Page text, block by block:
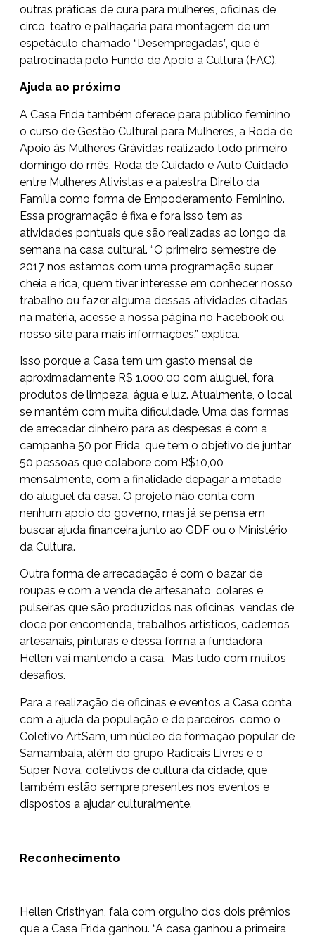
outras práticas de cura para mulheres, oficinas de
circo, teatro e palhaçaria para montagem de um
espetáculo chamado “Desempregadas”, que é
patrocinada pelo Fundo de Apoio à Cultura (FAC).
Ajuda ao próximo
A Casa Frida também oferece para público feminino
o curso de Gestão Cultural para Mulheres, a Roda de
Apoio ás Mulheres Grávidas realizado todo primeiro
domingo do mês, Roda de Cuidado e Auto Cuidado
entre Mulheres Ativistas e a palestra Direito da
Família como forma de Empoderamento Feminino.
Essa programação é fixa e fora isso tem as
atividades pontuais que são realizadas ao longo da
semana na casa cultural. “O primeiro semestre de
2017 nos estamos com uma programação super
cheia e rica, quem tiver interesse em conhecer nosso
trabalho ou fazer alguma dessas atividades citadas
na matéria, acesse a nossa página no Facebook ou
nosso site para mais informações,” explica.
Isso porque a Casa tem um gasto mensal de
aproximadamente R$ 1.000,00 com aluguel, fora
produtos de limpeza, água e luz. Atualmente, o local
se mantém com muita dificuldade. Uma das formas
de arrecadar dinheiro para as despesas é com a
campanha 50 por Frida, que tem o objetivo de juntar
50 pessoas que colabore com R$10,00
mensalmente, com a finalidade depagar a metade
do aluguel da casa. O projeto não conta com
nenhum apoio do governo, mas já se pensa em
buscar ajuda financeira junto ao GDF ou o Ministério
da Cultura.
Outra forma de arrecadação é com o bazar de
roupas e com a venda de artesanato, colares e
pulseiras que são produzidos nas oficinas, vendas de
doce por encomenda, trabalhos artisticos, cadernos
artesanais, pinturas e dessa forma a fundadora
Hellen vai mantendo a casa. Mas tudo com muitos
desafios.
Para a realização de oficinas e eventos a Casa conta
com a ajuda da população e de parceiros, como o
Coletivo ArtSam, um núcleo de formação popular de
Samambaia, além do grupo Radicais Livres e o
Super Nova, coletivos de cultura da cidade, que
também estão sempre presentes nos eventos e
dispostos a ajudar culturalmente.
Reconhecimento
Hellen Cristhyan, fala com orgulho dos dois prêmios
que a Casa Frida ganhou. “A casa ganhou a primeira